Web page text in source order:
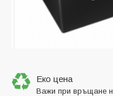
Еко цена
Важи при връщане